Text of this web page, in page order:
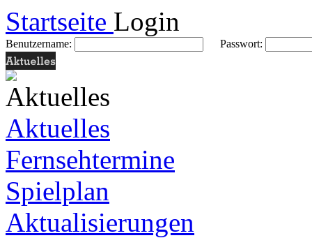
Startseite Login
Benutzername: Passwort:
Aktuelles
Fernsehtermine
Spielplan
Aktualisierungen